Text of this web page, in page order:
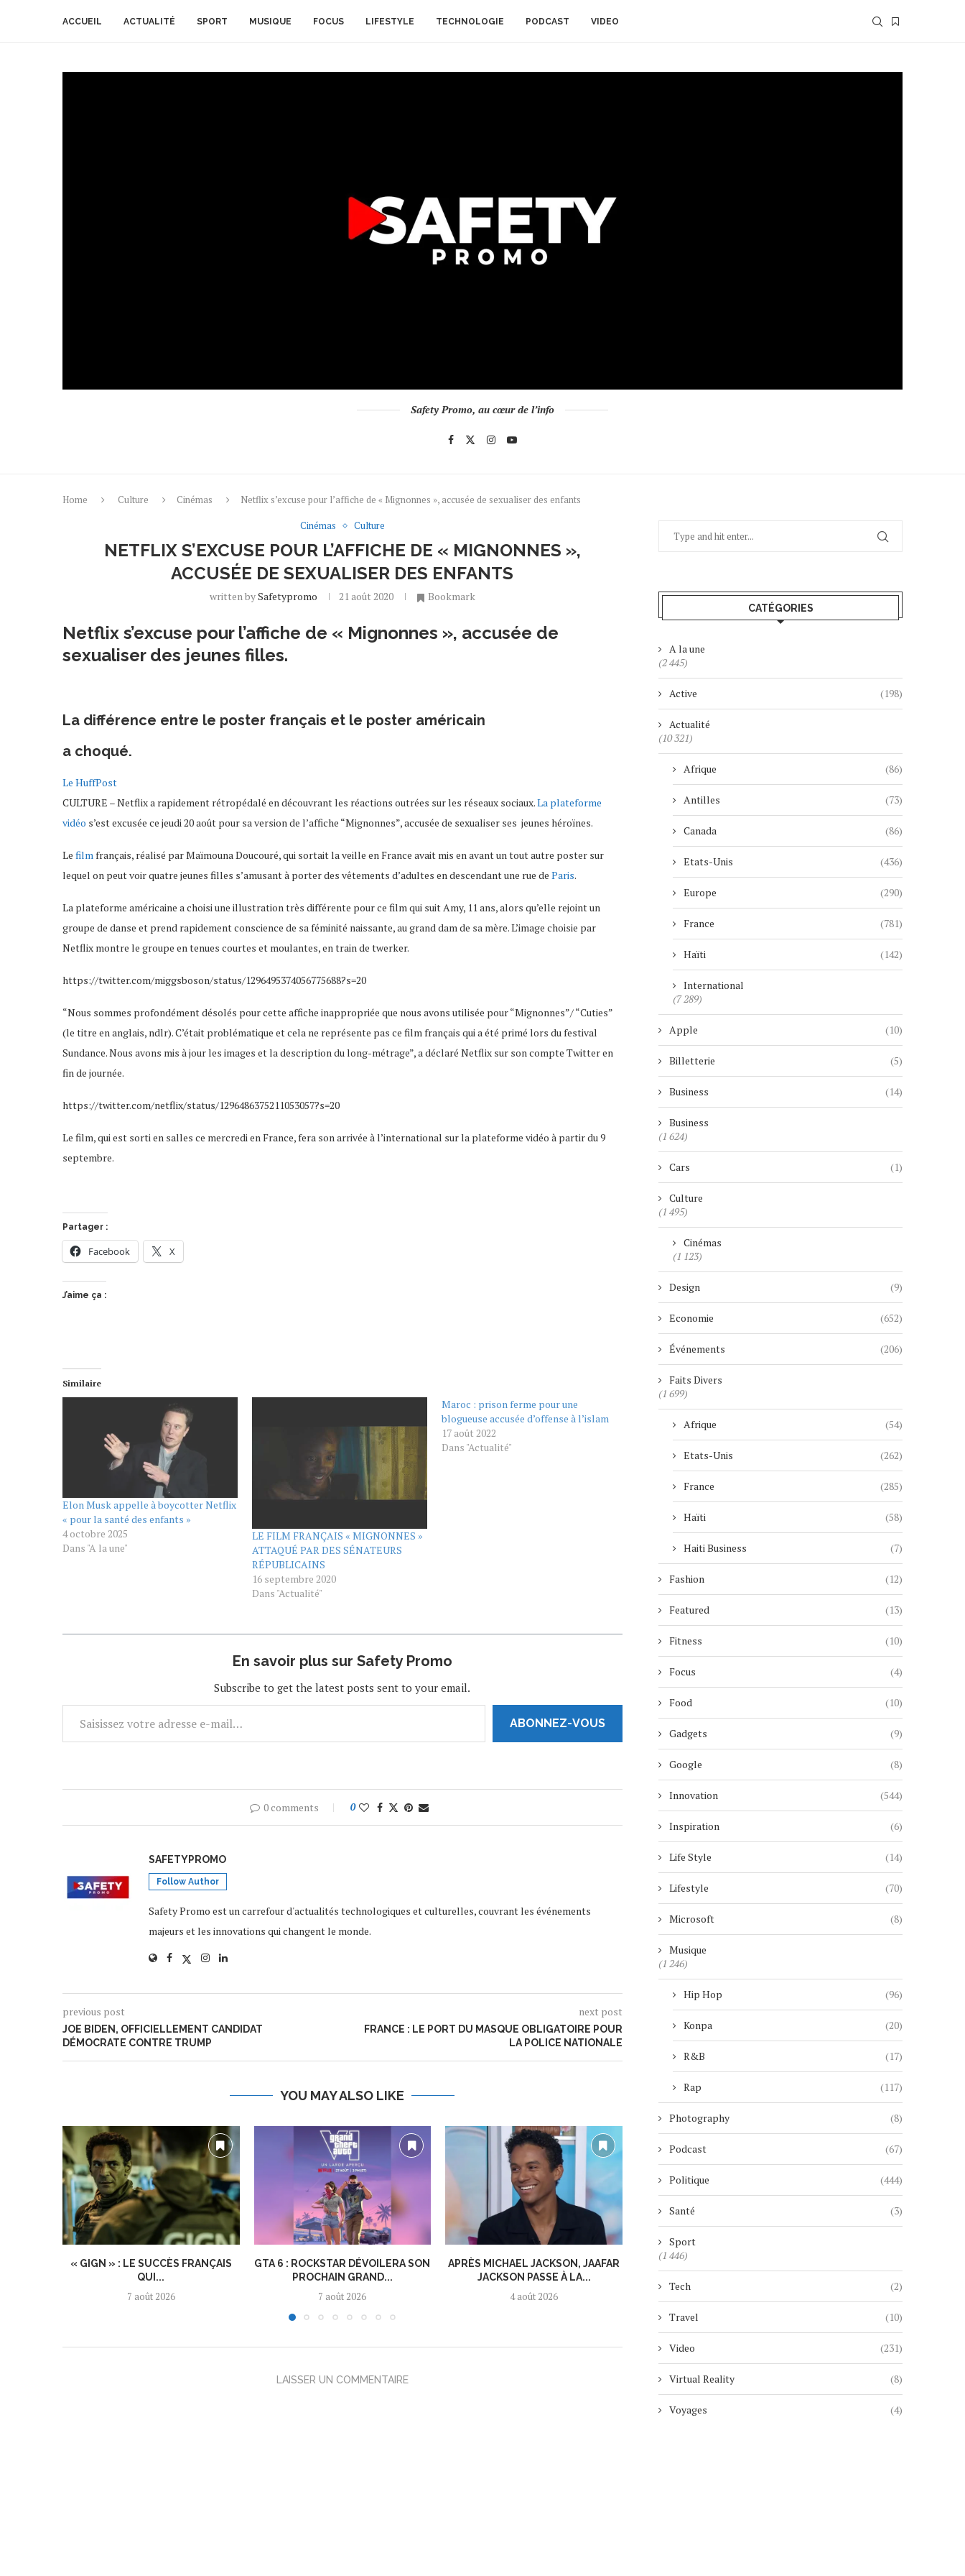
ACCUEIL ACTUALITÉ SPORT MUSIQUE FOCUS LIFESTYLE TECHNOLOGIE PODCAST VIDEO
Safety Promo, au cœur de l’info
Home Culture Cinémas
Netflix s’excuse pour l’affiche de « Mignonnes », accusée de sexualiser des enfants
Cinémas
Culture
NETFLIX S’EXCUSE POUR L’AFFICHE DE « MIGNONNES »,
ACCUSÉE DE SEXUALISER DES ENFANTS
written bySafetypromo 21 août 2020 Bookmark
Netflix s’excuse pour l’affiche de « Mignonnes », accusée de
sexualiser des jeunes filles.
La différence entre le poster français et le poster américain
a choqué.
Le HuffPost
CULTURE – Netflix a rapidement rétropédalé en découvrant les réactions outrées sur les réseaux sociaux.La plateforme
vidéo s’est excusée ce jeudi 20 août pour sa version de l’affiche “Mignonnes”, accusée de sexualiser ses jeunes héroïnes.
Le filmfrançais, réalisé par Maïmouna Doucouré, qui sortait la veille en France avait mis en avant un tout autre poster sur
lequel on peut voir quatre jeunes filles s’amusant à porter des vêtements d’adultes en descendant une rue de Paris.
La plateforme américaine a choisi une illustration très différente pour ce film qui suit Amy, 11 ans, alors qu’elle rejoint un
groupe de danse et prend rapidement conscience de sa féminité naissante, au grand dam de sa mère. L’image choisie par
Netflix montre le groupe en tenues courtes et moulantes, en train de twerker.
https://twitter.com/miggsboson/status/1296495374056775688?s=20
“Nous sommes profondément désolés pour cette affiche inappropriée que nous avons utilisée pour “Mignonnes”/ “Cuties”
(le titre en anglais, ndlr). C’était problématique et cela ne représente pas ce film français qui a été primé lors du festival
Sundance. Nous avons mis à jour les images et la description du long-métrage”, a déclaré Netflix sur son compte Twitter en
fin de journée.
https://twitter.com/netflix/status/1296486375211053057?s=20
Le film, qui est sorti en salles ce mercredi en France, fera son arrivée à l’international sur la plateforme vidéo à partir du 9
septembre.
Partager :
Facebook X
J’aime ça :
Similaire
Elon Musk appelle à boycotter Netflix
« pour la santé des enfants »
4 octobre 2025
Dans "A la une"
LE FILM FRANÇAIS « MIGNONNES »
ATTAQUÉ PAR DES SÉNATEURS
RÉPUBLICAINS
16 septembre 2020
Dans "Actualité"
Maroc : prison ferme pour une
blogueuse accusée d’offense à l’islam
17 août 2022
Dans "Actualité"
En savoir plus sur Safety Promo
Subscribe to get the latest posts sent to your email.
ABONNEZ-VOUS
0 comments 0
SAFETYPROMO
Follow Author
Safety Promo est un carrefour d'actualités technologiques et culturelles, couvrant les événements
majeurs et les innovations qui changent le monde.
previous post
JOE BIDEN, OFFICIELLEMENT CANDIDAT
DÉMOCRATE CONTRE TRUMP
next post
FRANCE : LE PORT DU MASQUE OBLIGATOIRE POUR
LA POLICE NATIONALE
YOU MAY ALSO LIKE
« GIGN » : LE SUCCÈS FRANÇAIS
QUI...
7 août 2026
GTA 6 : ROCKSTAR DÉVOILERA SON
PROCHAIN GRAND...
7 août 2026
APRÈS MICHAEL JACKSON, JAAFAR
JACKSON PASSE À LA...
4 août 2026
SEPT ANS APRÈS SON ANNONCE,
DÉFINITIVEMENT...
1 août 2026
LAISSER UN COMMENTAIRE
CATÉGORIES
A la une
(2 445)
Active (198)
Actualité
(10 321)
Afrique (86)
Antilles (73)
Canada (86)
Etats-Unis (436)
Europe (290)
France (781)
Haïti (142)
International
(7 289)
Apple (10)
Billetterie (5)
Business (14)
Business
(1 624)
Cars (1)
Culture
(1 495)
Cinémas
(1 123)
Design (9)
Economie (652)
Événements (206)
Faits Divers
(1 699)
Afrique (54)
Etats-Unis (262)
France (285)
Haïti (58)
Haiti Business (7)
Fashion (12)
Featured (13)
Fitness (10)
Focus (4)
Food (10)
Gadgets (9)
Google (8)
Innovation (544)
Inspiration (6)
Life Style (14)
Lifestyle (70)
Microsoft (8)
Musique
(1 246)
Hip Hop (96)
Konpa (20)
R&B (17)
Rap (117)
Photography (8)
Podcast (67)
Politique (444)
Santé (3)
Sport
(1 446)
Tech (2)
Travel (10)
Video (231)
Virtual Reality (8)
Voyages (4)